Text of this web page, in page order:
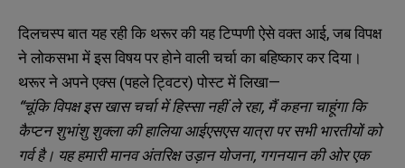
दिलचस्प बात यह रही कि थरूर की यह टिप्पणी ऐसे वक्त आई, जब विपक्ष
ने लोकसभा में इस विषय पर होने वाली चर्चा का बहिष्कार कर दिया।
थरूर ने अपने एक्स (पहले ट्विटर) पोस्ट में लिखा—
“चूंकि विपक्ष इस खास चर्चा में हिस्सा नहीं ले रहा, मैं कहना चाहूंगा कि
कैप्टन शुभांशु शुक्ला की हालिया आईएसएस यात्रा पर सभी भारतीयों को
गर्व है। यह हमारी मानव अंतरिक्ष उड़ान योजना, गगनयान की ओर एक